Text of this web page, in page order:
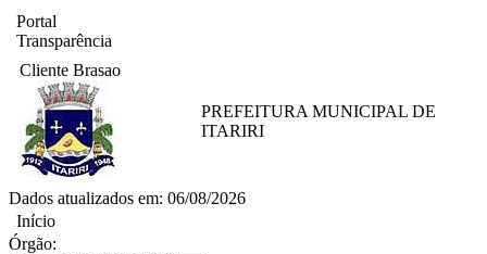
Portal
Transparência
Cliente Brasao
PREFEITURA MUNICIPAL DE
ITARIRI
Dados atualizados em: 06/08/2026
Início
Órgão: